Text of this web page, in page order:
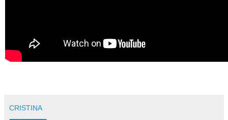
CRISTINA